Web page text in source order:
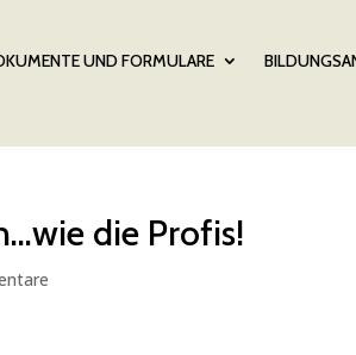
UND FORMULARE
die Profis!